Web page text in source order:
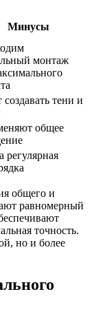
Минусы
монтаж
тени и
общее
регулярная
общего и
равномерный
точность.
но и более